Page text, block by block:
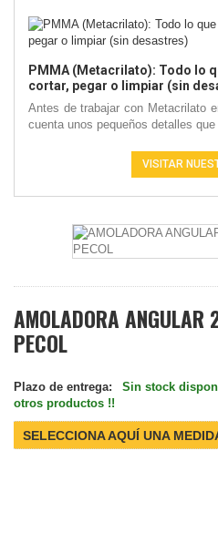
PMMA (Metacrilato): Todo lo
cortar, pegar o limpiar (sin
Antes de trabajar con Metacrilato
cuenta unos pequeños detalles
VISITAR
AMOLADORA
PECOL
Plazo de entrega:
Sin stock
otros productos !!
SELECCIONA AQUÍ UNA